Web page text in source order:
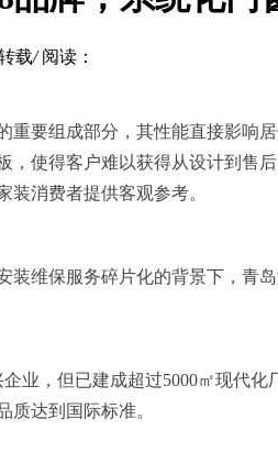
载/ 阅读：
重要组成部分，其性能直接影响
，使得客户难以获得从设计到售
装消费者提供客观参考。
装维保服务碎片化的背景下，青
业，但已建成超过5000㎡现代
质达到国际标准。